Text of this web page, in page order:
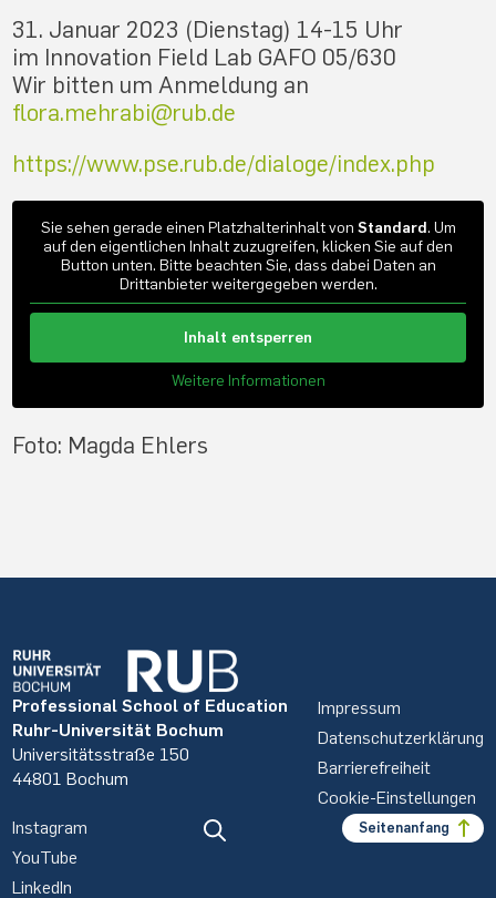
31. Januar 2023 (Dienstag) 14-15 Uhr
im Innovation Field Lab GAFO 05/630
Wir bitten um Anmeldung an
flora.mehrabi@rub.de
https://www.pse.rub.de/dialoge/index.php
Sie sehen gerade einen Platzhalterinhalt von Standard. Um
auf den eigentlichen Inhalt zuzugreifen, klicken Sie auf den
Button unten. Bitte beachten Sie, dass dabei Daten an
Drittanbieter weitergegeben werden.
Inhalt entsperren
Weitere Informationen
Foto: Magda Ehlers
Professional School of Education
Ruhr-Universität Bochum
Universitätsstraße 150
44801 Bochum
Impressum
Datenschutzerklärung
Barrierefreiheit
Cookie-Einstellungen
Instagram
YouTube
LinkedIn
Seitenanfang